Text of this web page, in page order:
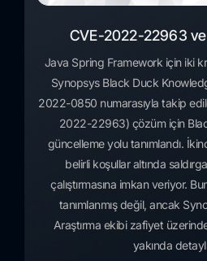
CVE-2022-22963
Java Spring Framework için iki
Synopsys Black Duck
2022-0850 numarasıyla takip
2022-22963) çözüm için
güncelleme yolu tanımlandı.
belirli koşullar altında
çalıştırmasına imkan veriyor.
tanımlanmış değil, ancak
Araştırma ekibi zafiyet
yakında